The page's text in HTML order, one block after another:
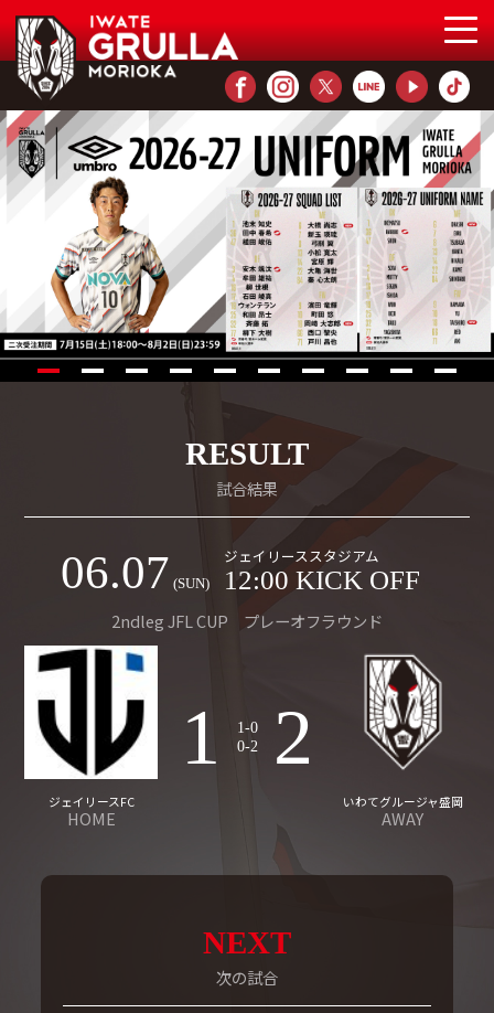
RESULT
試合結果
06.07 (SUN)
ジェイリーススタジアム
12:00 KICK OFF
2ndleg JFL CUP プレーオフラウンド
ジェイリースFC
HOME
1
1-0
0-2
2
いわてグルージャ盛岡
AWAY
NEXT
次の試合